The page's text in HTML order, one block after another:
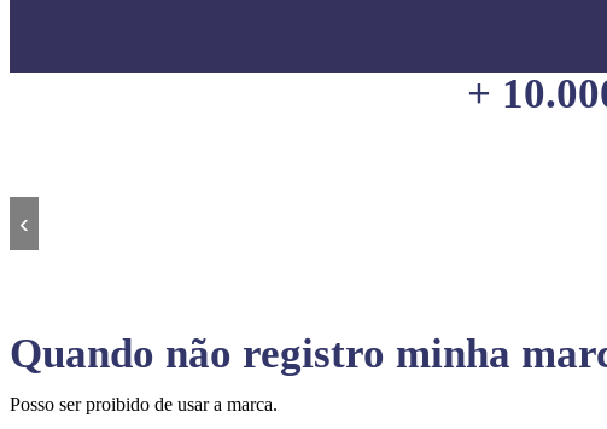
+
‹
Quando não registro minha
Posso ser proibido de usar a marca.